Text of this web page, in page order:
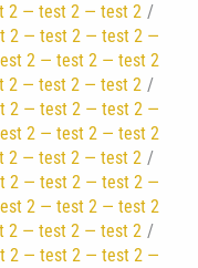
2 — test 2 — test 2
2 — test 2 — test 2 —
2 — test 2 — test 2
2 — test 2 — test 2
2 — test 2 — test 2 —
2 — test 2 — test 2
2 — test 2 — test 2
2 — test 2 — test 2 —
2 — test 2 — test 2
2 — test 2 — test 2
2 — test 2 — test 2 —